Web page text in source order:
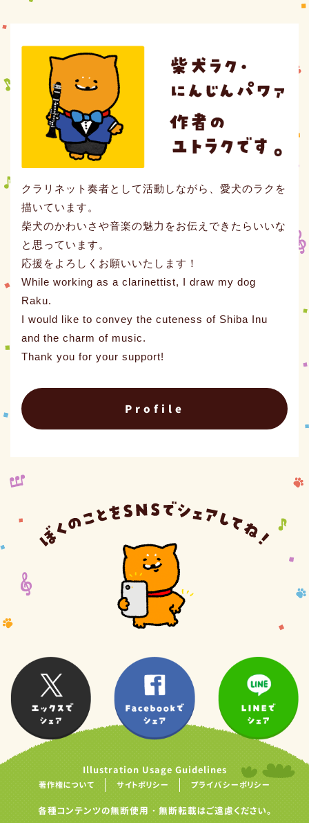
クラリネット奏者として活動しながら、愛犬のラクを
描いています。
柴犬のかわいさや音楽の魅力をお伝えできたらいいな
と思っています。
応援をよろしくお願いいたします！
While working as a clarinettist, I draw my dog
Raku.
I would like to convey the cuteness of Shiba Inu
and the charm of music.
Thank you for your support!
Profile
Illustration Usage Guidelines
著作権について サイトポリシー プライバシーポリシー
各種コンテンツの無断使用・無断転載はご遠慮ください。